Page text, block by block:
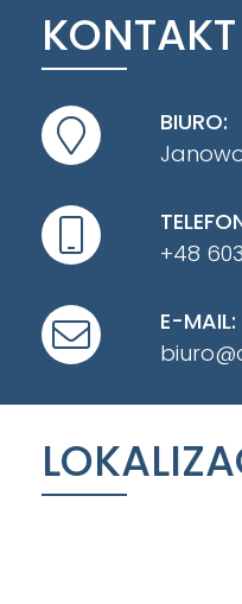
KONTAKT
BIURO:
+48
E-MAIL: